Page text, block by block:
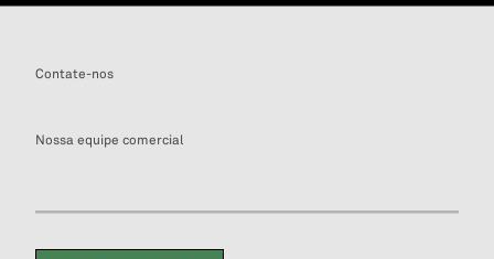
Contate-nos
Nossa equipe comercial